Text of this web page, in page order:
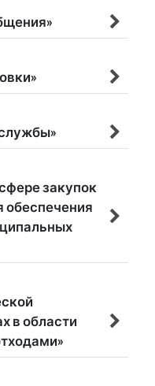
закупок
обеспечения
в области